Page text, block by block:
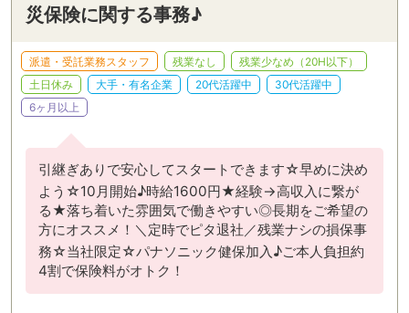
災保険に関する事務♪
派遣・受託業務スタッフ 残業なし
残業少なめ（20H以下）
土日休み
大手・有名企業 20代活躍中
30代活躍中
6ヶ月以上
引継ぎありで安心してスタートできます☆早めに決め
よう☆10月開始♪時給1600円★経験→高収入に繋が
る★落ち着いた雰囲気で働きやすい◎長期をご希望の
方にオススメ！＼定時でピタ退社／残業ナシの損保事
務☆当社限定☆パナソニック健保加入♪ご本人負担約
4割で保険料がオトク！